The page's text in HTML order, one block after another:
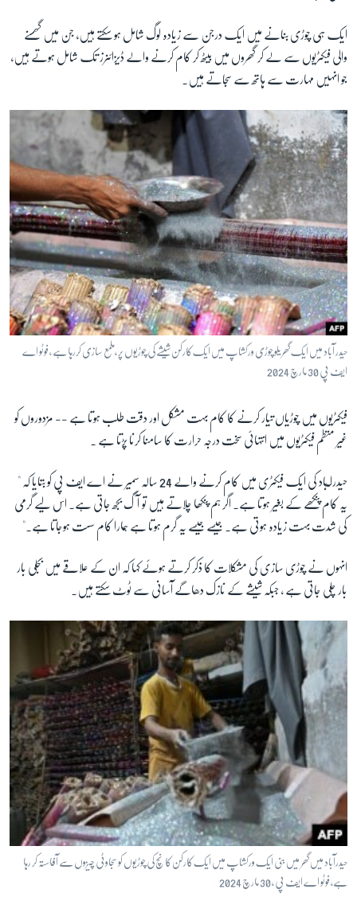
ایک ہی چوڑی بنانے میں ایک درجن سے زیادہ لوگ شامل ہو سکتے ہیں، جن میں گھسنے
والی فیکٹریوں سے لے کر گھروں میں بیٹھ کر کام کرنے والے ڈیزائنرز تک شامل ہوتے ہیں،
جو انہیں مہارت سے ہاتھ سے سجاتے ہیں۔
حیدر آباد میں ایک گھریلو چوڑی ورکشاپ میں ایک کارکن شیشے کی چوڑیوں پر ،ملمع سازی کررہا ہے ، فوٹو اے
ایف پی 30 مارچ 2024
فیکٹریوں میں چوڑیاں تیار کرنے کا کام بہت مشکل اور دقت طلب ہوتا ہے -- مزدوروں کو
غیر منظم فیکٹریوں میں انتہائی سخت درجہ حرارت کا سامنا کرنا پڑتا ہے ۔
حیدرا ٓباد کی ایک فیکٹری میں کام کرنے والے 24 سالہ سمیر نے اے ایف پی کو بتایا کہ "
یہ کام پنکھے کے بغیر ہوتا ہے۔ اگر ہم پنکھا چلاتے ہیں تو آگ بجھ جاتی ہے۔ اس لیے گرمی
کی شدت بہت زیادہ ہوتی ہے۔ جیسے جیسے یہ گرم ہوتا ہے ہمارا کام سست ہوجاتا ہے۔"
انہوں نے چوڑی سازی کی مشکلات کا ذکر کرتے ہوئے کہا کہ ان کے علاقے میں بجلی بار
بار چلی جاتی ہے ، جبکہ شیشے کے نازک دھاگے آسانی سے ٹوٹ سکتے ہیں۔
حیدرآباد میں گھر میں بنی ایک ورکشاپ میں ایک کارکن کانچ کی چوڑیوں کو سجاوٹی چیزوں سے آفاستہ کر رہا
ہے، فوٹو اے ایف پی ، 30 مارچ 2024